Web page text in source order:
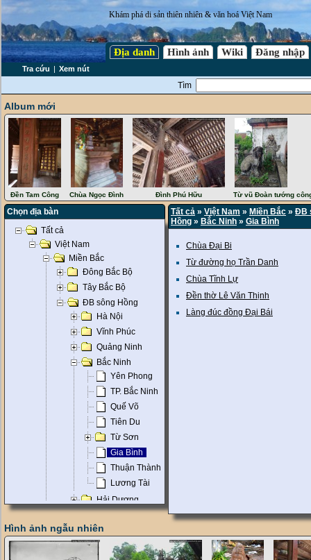
Khám phá di sản thiên nhiên & văn hoá Việt Nam
Địa danh Hình ảnh Wiki Đăng nhập
Tra cứu | Xem nút
Tìm
Album mới
Đền Tam Công Chùa Ngọc Đình Đình Phú Hữu Từ vũ Đoàn tướng
Chọn địa bàn
Tất cả
Việt Nam
Miền Bắc
Đông Bắc Bộ
Tây Bắc Bộ
ĐB sông Hồng
Hà Nội
Vĩnh Phúc
Quảng Ninh
Bắc Ninh
Yên Phong
TP. Bắc Ninh
Quế Võ
Tiên Du
Từ Sơn
Gia Bình
Thuận Thành
Lương Tài
Hải Dương
Hưng Yên
Hà Nam
Tất cả » Việt Nam » Miền Bắc » ĐB
Hồng » Bắc Ninh » Gia Bình
Chùa Đại Bi
Từ đường họ Trần Danh
Chùa Tĩnh Lự
Đền thờ Lê Văn Thịnh
Làng đúc đồng Đại Bái
Hình ảnh ngẫu nhiên